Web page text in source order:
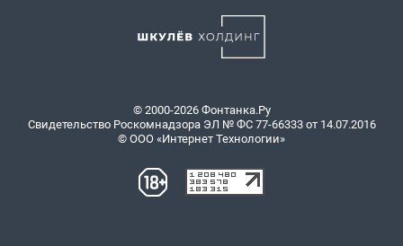
© 2000-2026 Фонтанка.Ру
Свидетельство Роскомнадзора ЭЛ № ФС 77-66333 от 14.07.2016
© ООО «Интернет Технологии»